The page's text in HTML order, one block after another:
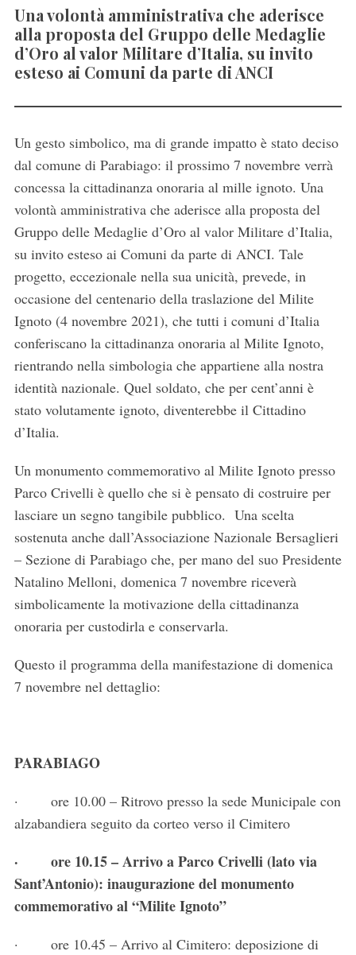
Una volontà amministrativa che aderisce
alla proposta del Gruppo delle Medaglie
d’Oro al valor Militare d’Italia, su invito
esteso ai Comuni da parte di ANCI
Un gesto simbolico, ma di grande impatto è stato deciso
dal comune di Parabiago: il prossimo 7 novembre verrà
concessa la cittadinanza onoraria al mille ignoto. Una
volontà amministrativa che aderisce alla proposta del
Gruppo delle Medaglie d’Oro al valor Militare d’Italia,
su invito esteso ai Comuni da parte di ANCI. Tale
progetto, eccezionale nella sua unicità, prevede, in
occasione del centenario della traslazione del Milite
Ignoto (4 novembre 2021), che tutti i comuni d’Italia
conferiscano la cittadinanza onoraria al Milite Ignoto,
rientrando nella simbologia che appartiene alla nostra
identità nazionale. Quel soldato, che per cent’anni è
stato volutamente ignoto, diventerebbe il Cittadino
d’Italia.
Un monumento commemorativo al Milite Ignoto presso
Parco Crivelli è quello che si è pensato di costruire per
lasciare un segno tangibile pubblico. Una scelta
sostenuta anche dall’Associazione Nazionale Bersaglieri
– Sezione di Parabiago che, per mano del suo Presidente
Natalino Melloni, domenica 7 novembre riceverà
simbolicamente la motivazione della cittadinanza
onoraria per custodirla e conservarla.
Questo il programma della manifestazione di domenica
7 novembre nel dettaglio:
PARABIAGO
· ore 10.00 – Ritrovo presso la sede Municipale con
alzabandiera seguito da corteo verso il Cimitero
· ore 10.15 – Arrivo a Parco Crivelli (lato via
Sant’Antonio): inaugurazione del monumento
commemorativo al “Milite Ignoto”
· ore 10.45 – Arrivo al Cimitero: deposizione di